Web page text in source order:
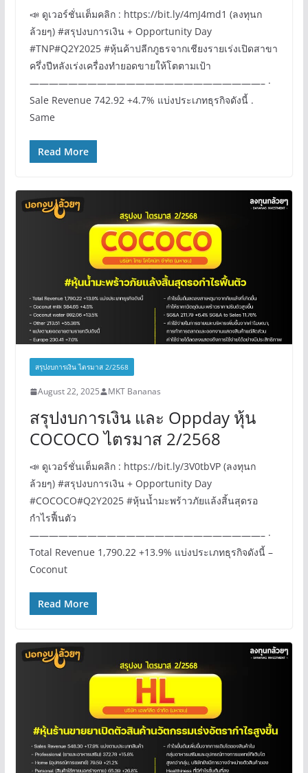
📣 ดูเวอร์ชั่นเต็มคลิก : https://bit.ly/4mJ4md1 (ลงทุนก
ล้วยๆ) #สรุปงบการเงิน + Opportunity Day
#TNP#Q2Y2025 #หุ้นค้าปลีกภูธรจากเชียงรายเร่งเปิดสาขา
ครึ่งปีหลังเร่งเครื่องทำยอดขายให้โตตามเป้า
————————————————————————– ·
Sale Revenue 742.92 +4.7% แบ่งประเภทธุรกิจดังนี้ .
Same
Read More
สรุปงบการเงิน ไตรมาส 2/2568
August 22, 2025 MKT Bananas
สรุปงบการเงิน และ Oppday หุ้น
COCOCO ไตรมาส 2/2568
📣 ดูเวอร์ชั่นเต็มคลิก : https://bit.ly/3V0tbVP (ลงทุนก
ล้วยๆ) #สรุปงบการเงิน + Opportunity Day
#COCOCO#Q2Y2025 #หุ้นน้ำมะพร้าวภัยแล้งสิ้นสุดรอ
กำไรฟื้นตัว
————————————————————————– ·
Total Revenue 1,790.22 +13.9% แบ่งประเภทธุรกิจดังนี้ –
Coconut
Read More